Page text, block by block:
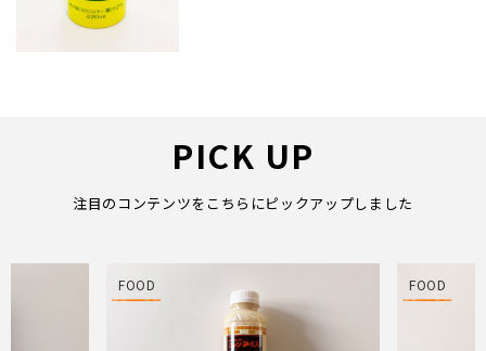
PICK UP
注目のコンテンツをこちらにピックアップしました
FOOD FOOD